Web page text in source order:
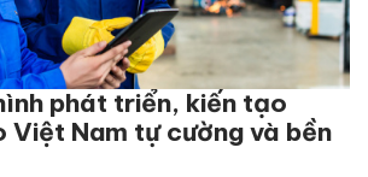
phát triển, kiến tạo
Việt Nam tự cường và bền